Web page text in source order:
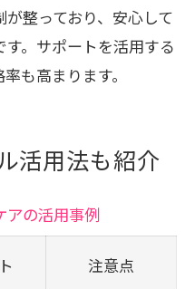
整っており、安心して
。サポートを活用する
も高まります。
活用法も紹介
アの活用事例
注意点